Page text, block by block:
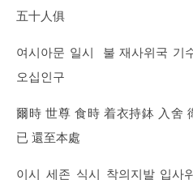
五十人俱
여시아문 일시 불 재사위국 기
오십인구
爾時 世尊 食時 着衣持鉢 入舍
已 還至本處
이시 세존 식시 착의지발 입사